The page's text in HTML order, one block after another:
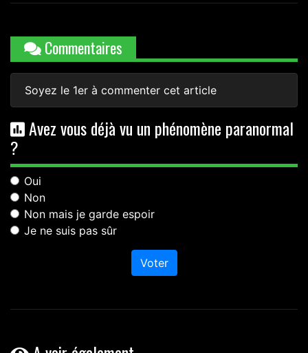
Commentaires
Soyez le 1er à commenter cet article
Avez vous déjà vu un phénomène paranormal
?
Oui
Non
Non mais je garde espoir
Je ne suis pas sûr
Voter